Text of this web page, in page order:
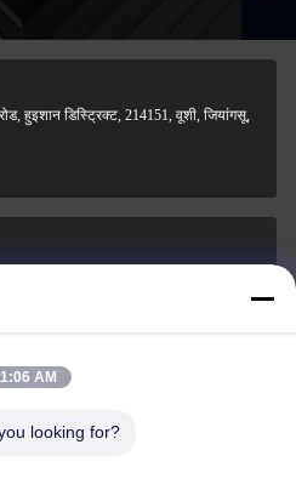
हुइशान डिस्ट्रिक्ट, 214151, वूशी, जियांगसू,
AM
looking for?